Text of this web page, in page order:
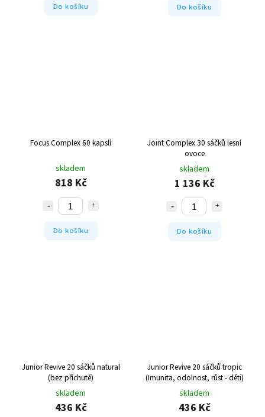
Do košíku Do košíku
Focus Complex 60 kapslí
skladem
818 Kč
Do košíku
Joint Complex 30 sáčků lesní
ovoce
skladem
1 136 Kč
Do košíku
Junior Revive 20 sáčků natural
(bez příchutě)
skladem
436 Kč
Junior Revive 20 sáčků tropic
(Imunita, odolnost, růst - děti)
skladem
436 Kč